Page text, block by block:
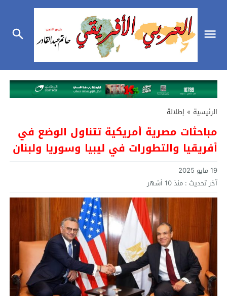
الرئيسية » إطلالة
مباحثات مصرية أمريكية تتناول الوضع في
أفريقيا والتطورات في ليبيا وسوريا ولبنان
19 مايو 2025
آخر تحديث : منذ 10 أشهر